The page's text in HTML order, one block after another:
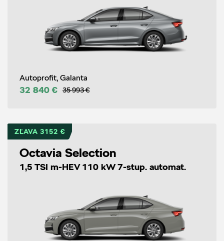
Autoprofit, Galanta
32 840 € 35 993 €
ZĽAVA 3152 €
Octavia Selection
1,5 TSI m-HEV 110 kW 7-stup. automat.